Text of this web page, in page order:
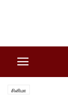
சினிமா